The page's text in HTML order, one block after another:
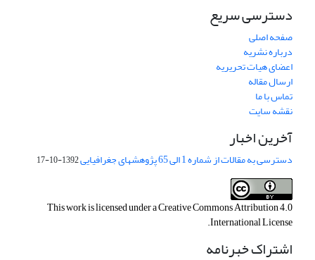
دسترسی سریع
صفحه اصلی
درباره نشریه
اعضای هیات تحریریه
ارسال مقاله
تماس با ما
نقشه سایت
آخرین اخبار
دسترسی به مقالات از شماره 1 الی 65 پژوهشهای جغرافیایی 1392-10-17
This work is licensed under aCreative Commons Attribution 4.0
International License
.
اشتراک خبرنامه